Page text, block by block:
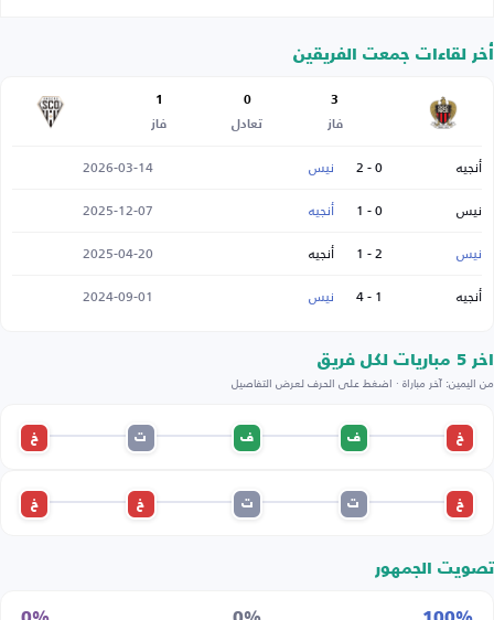
أخر لقاءات جمعت الفريقين
3
فاز
0
تعادل
1
فاز
أنجيه 0 - 2 نيس
2026-03-14
نيس
0 - 1 أنجيه
2025-12-07
نيس
2 - 1 أنجيه
2025-04-20
أنجيه
1 - 4 نيس 2024-09-01
اخر 5 مباريات لكل فريق
من اليمين: آخر مباراة · اضغط على الحرف لعرض التفاصيل
خ ف ف ت خ
خ ت ت خ خ
تصويت الجمهور